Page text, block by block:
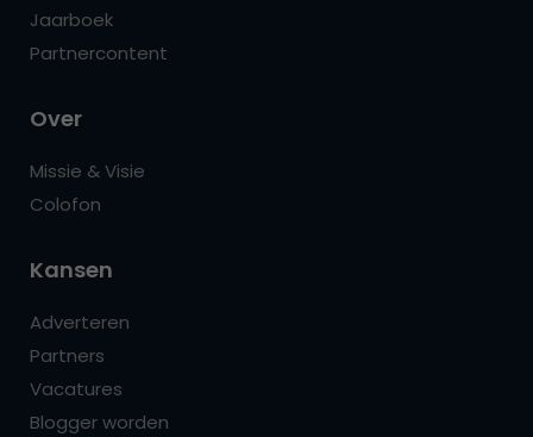
Jaarboek
Partnercontent
Over
Missie & Visie
Colofon
Kansen
Adverteren
Partners
Vacatures
Blogger worden